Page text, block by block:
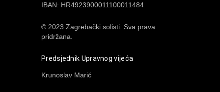
IBAN: HR4923900011100011484
© 2023 Zagrebački solisti. Sva prava
pridržana.
Predsjednik Upravnog vijeća
Krunoslav Marić